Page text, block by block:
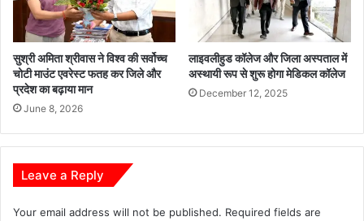
औ
र
ज
न
हि
ज
का
भू
मि
पू
न
सुश्री अमिता श्रीवास ने विश्व की सर्वोच्च
चोटी माउंट एवरेस्ट फतह कर जिले और
प्रदेश का बढ़ाया मान
June 8, 2026
लाइवलीहुड कॉलेज और जिला अस्पताल में
अस्थायी रूप से शुरू होगा मेडिकल कॉलेज
December 12, 2025
Leave a Reply
Your email address will not be published. Required fields are